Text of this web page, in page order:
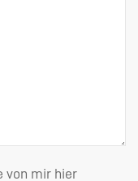
von mir hier